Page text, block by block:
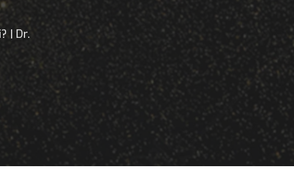
mi? | Dr.